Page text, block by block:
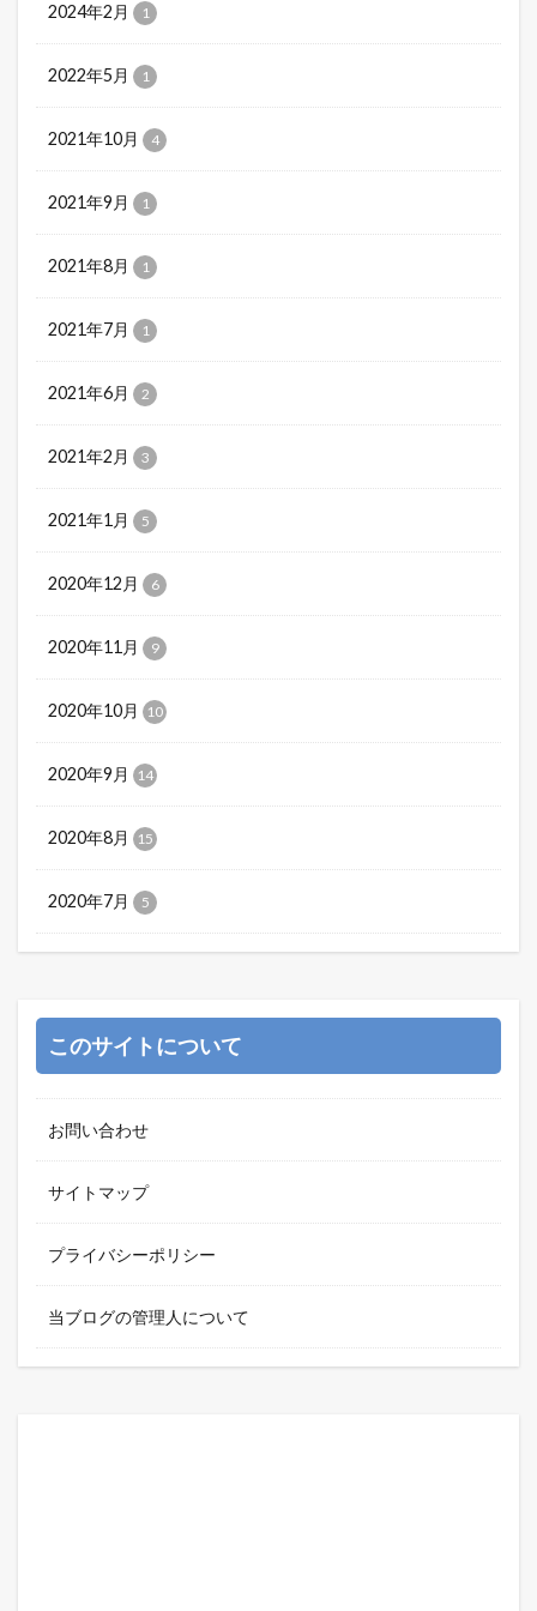
2024年2月 1
2022年5月 1
2021年10月 4
2021年9月 1
2021年8月 1
2021年7月 1
2021年6月 2
2021年2月 3
2021年1月 5
2020年12月 6
2020年11月 9
2020年10月 10
2020年9月 14
2020年8月 15
2020年7月 5
このサイトについて
お問い合わせ
サイトマップ
プライバシーポリシー
当ブログの管理人について